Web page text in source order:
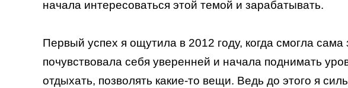
начала интересоваться этой темой и зарабатывать.
Первый успех я ощутила в 2012 году, когда смогла сама
почувствовала себя уверенней и начала поднимать
отдыхать, позволять какие-то вещи. Ведь до этого я